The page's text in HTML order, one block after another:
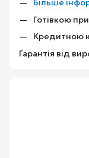
Більше
Готівкою
Кредитною
Гарантія від